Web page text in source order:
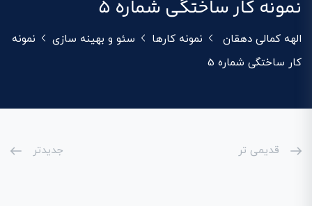
نمونه کار ساختگی شماره 5
الهه کمالی دهقان نمونه کارها سئو و بهینه سازی
نمونه
کار ساختگی شماره 5
قدیمی تر جدیدتر